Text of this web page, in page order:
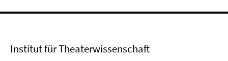
Institut für Theaterwissenschaft